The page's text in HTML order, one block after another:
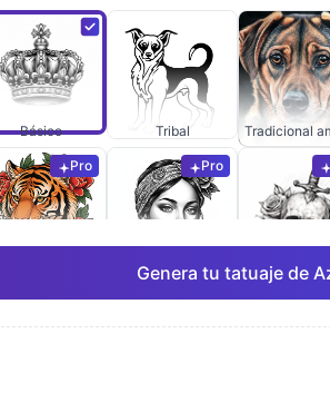
Básico Tribal
Pro
Japonés
Pro
Acuarela Línea
Genera tu tatuaje de